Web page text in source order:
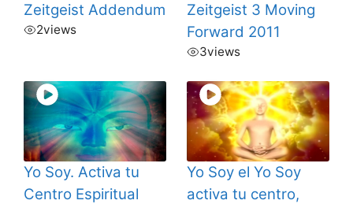
Zeitgeist Addendum
2views
Zeitgeist 3 Moving
Forward 2011
3views
Yo Soy. Activa tu
Centro Espiritual
Yo Soy el Yo Soy
activa tu centro,